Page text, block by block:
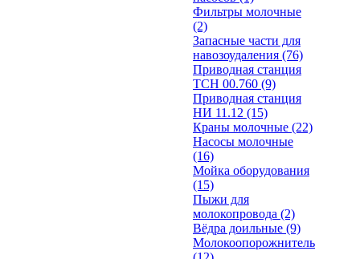
Фильтры молочные
(2)
Запасные части для
навозоудаления (76)
Приводная станция
ТСН 00.760 (9)
Приводная станция
НИ 11.12 (15)
Краны молочные (22)
Насосы молочные
(16)
Мойка оборудования
(15)
Пыжи для
молокопровода (2)
Вёдра доильные (9)
Молокоопорожнитель